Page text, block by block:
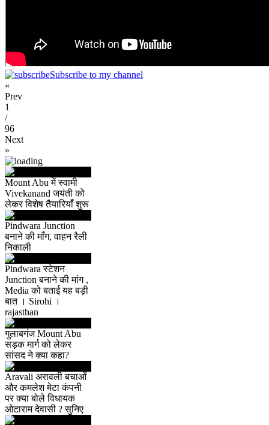
Subscribe to my channel
«
Prev
1
/
96
Next
»
Mount Abu में स्वामी
Vivekanand जयंती को
लेकर विशेष तैयारियाँ शुरू
Pindwara Junction
बनाने की माँग, वाहन रैली
निकाली
Pindwara स्टेशन
Junction बनाने की मांग ,
Media को बताई यह बड़ी
बात । Sirohi ।
rajasthan
गुलाबगंज Mount Abu
सड़क मार्ग को लेकर
सांसद ने क्या कहा?
Aravali अरावली बचाओं
और कमलेश मेटा कंपनी
पर क्या बोले विधायक
ओटाराम देवासी ? सुनिए